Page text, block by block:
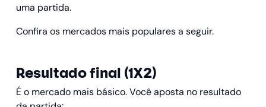
uma partida.
Confira os mercados mais populares a seguir.
Resultado final (1X2)
É o mercado mais básico. Você aposta no resultado